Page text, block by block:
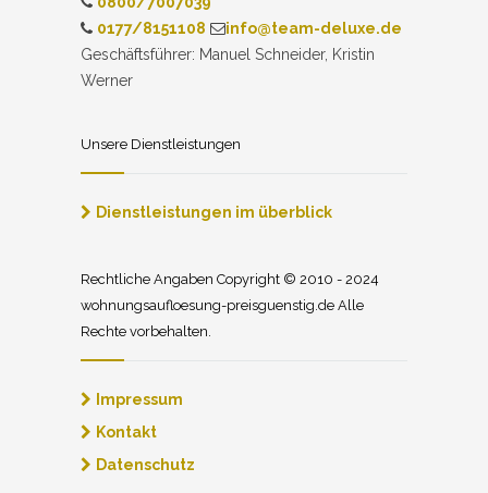
0177/8151108
info@team-deluxe.de
Geschäftsführer: Manuel Schneider, Kristin
Werner
Unsere Dienstleistungen
Dienstleistungen im überblick
Rechtliche Angaben Copyright © 2010 - 2024
wohnungsaufloesung-preisguenstig.de Alle
Rechte vorbehalten.
Impressum
Kontakt
Datenschutz